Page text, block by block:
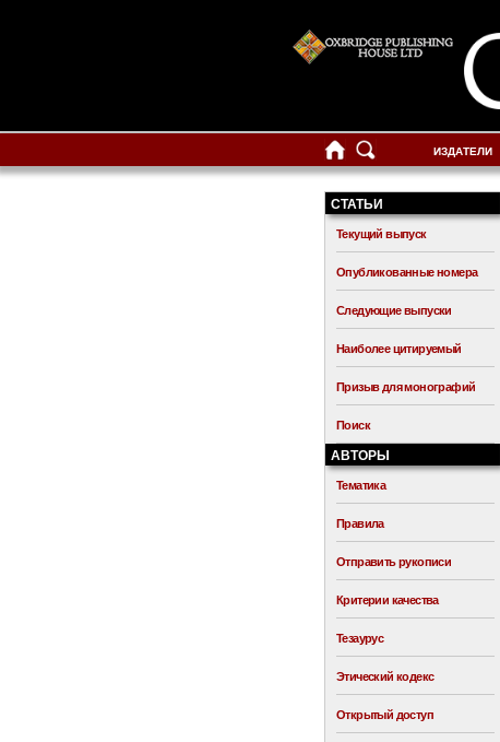
ИЗДАТЕЛИ
СТАТЬИ
Текущий выпуск
Опубликованные номера
Следующие выпуски
Наиболее цитируемый
Призыв для монографий
Поиск
АВТОРЫ
Тематика
Правила
Отправить рукописи
Критерии качества
Тезаурус
Этический кодекс
Открытый доступ